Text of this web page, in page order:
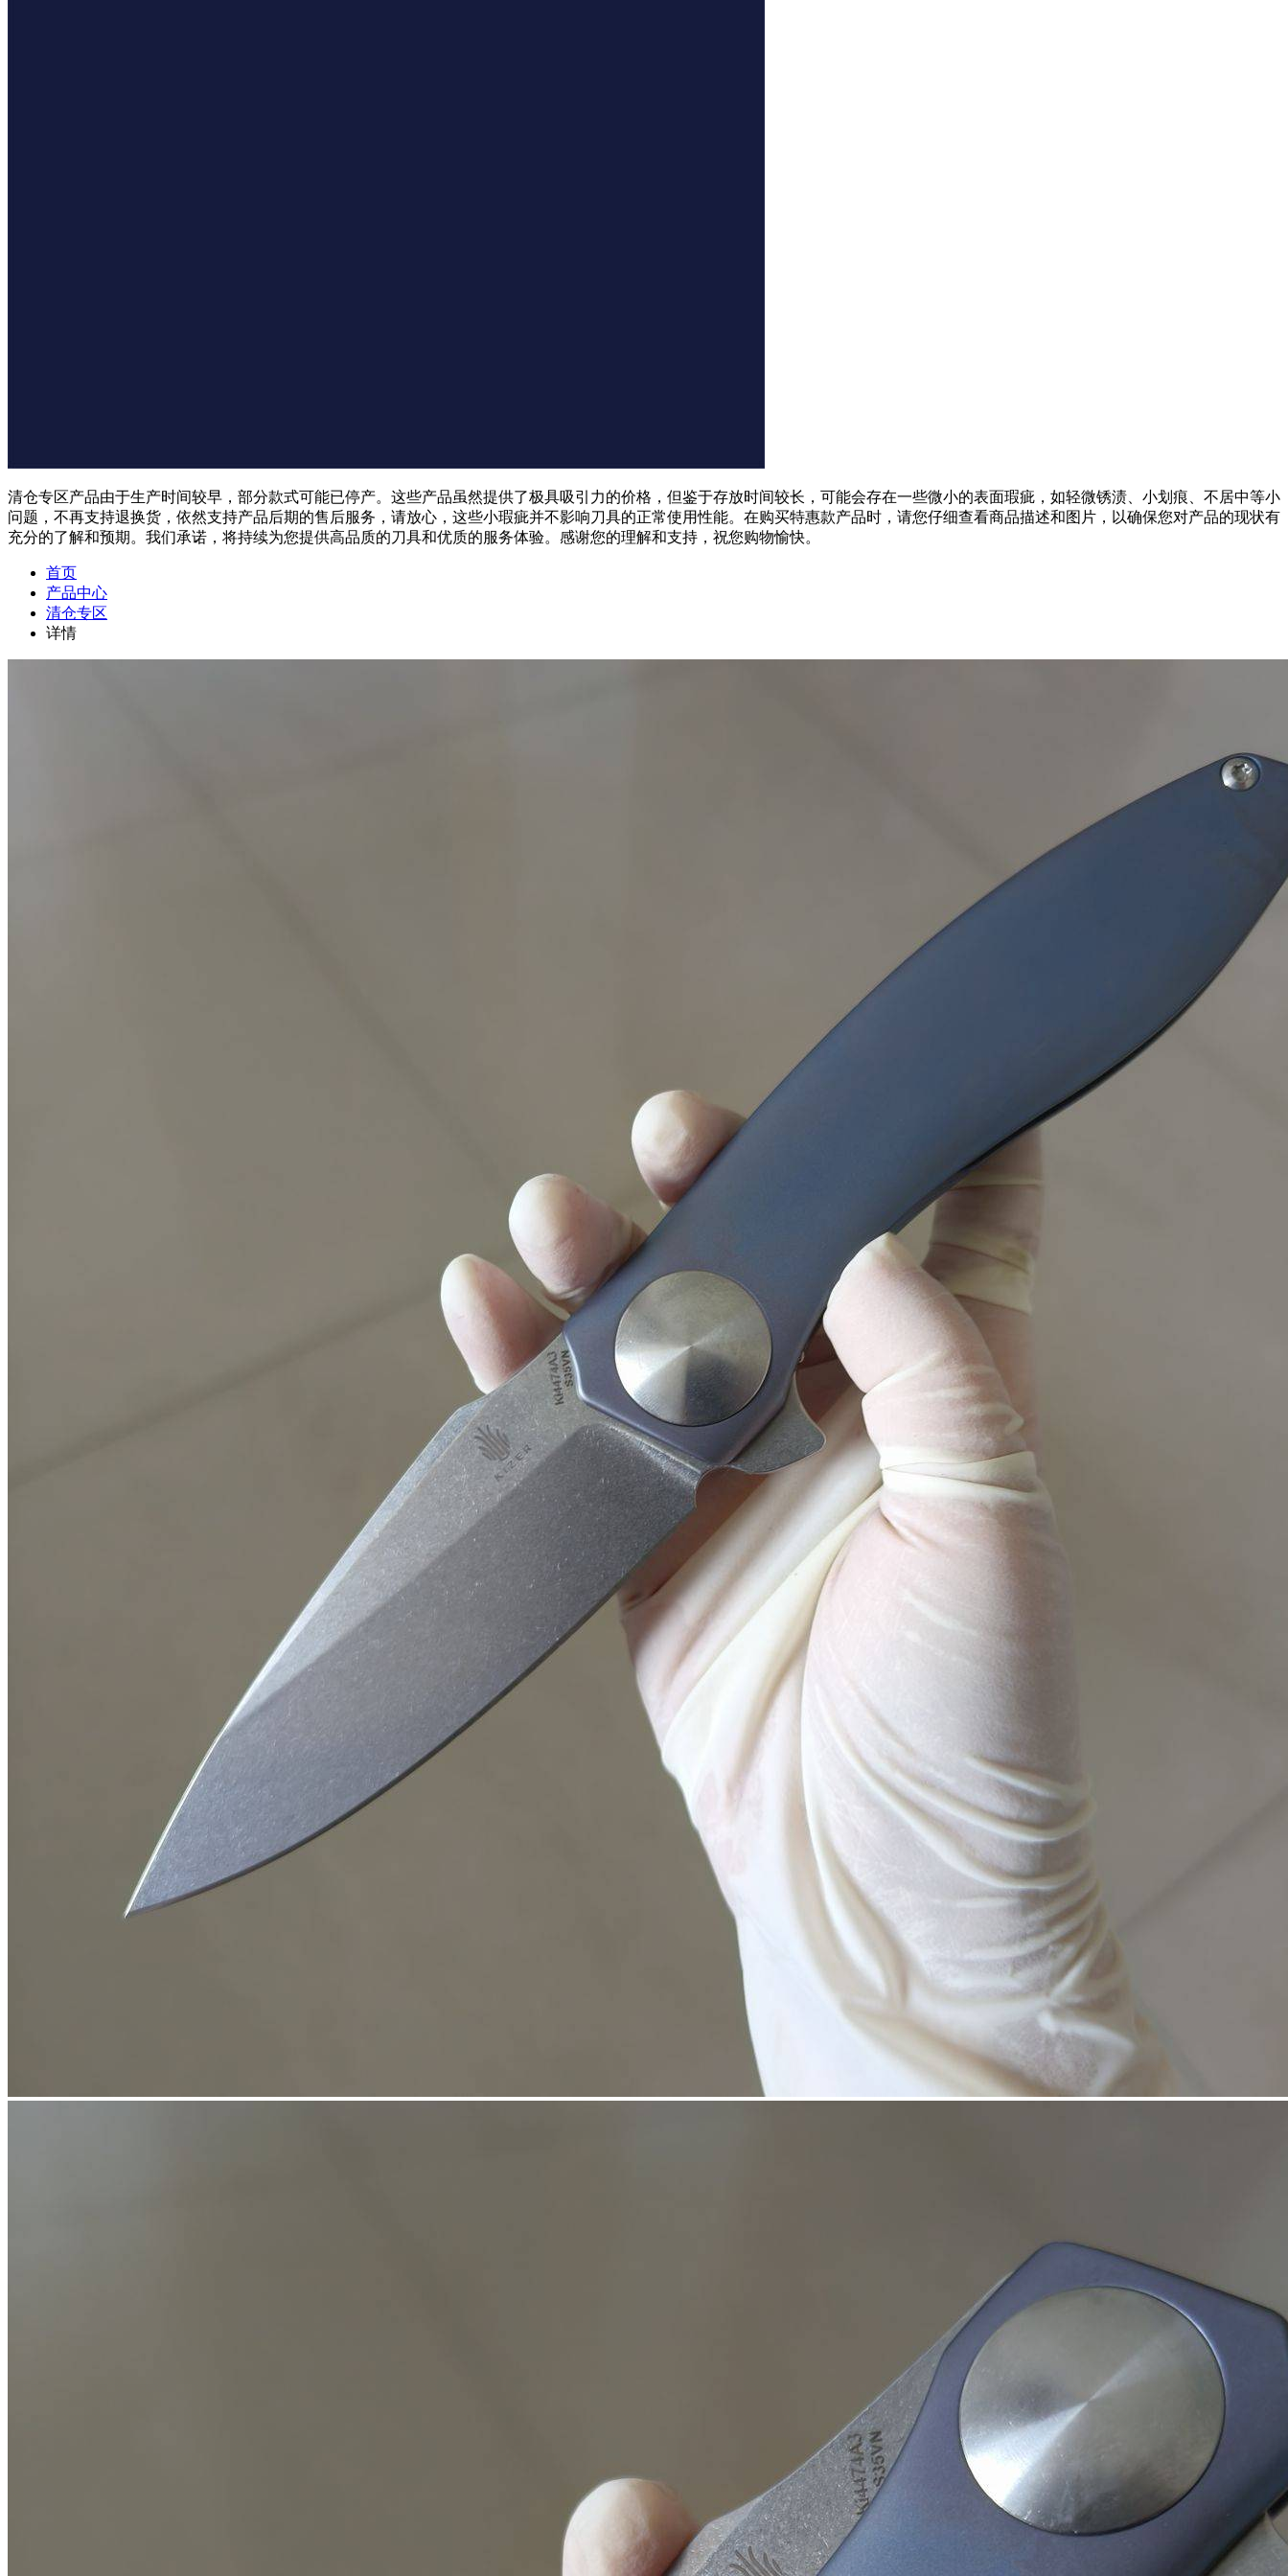
清仓专区产品由于生产时间较早，部分款式可能已停产。这些产品虽然提供了极具吸引力的价格，但鉴于存放时间较长，可能会存在一些微小的表面瑕疵，如轻微锈渍、小划痕、不居中等小
问题，不再支持退换货，依然支持产品后期的售后服务，请放心，这些小瑕疵并不影响刀具的正常使用性能。在购买特惠款产品时，请您仔细查看商品描述和图片，以确保您对产品的现状有
充分的了解和预期。我们承诺，将持续为您提供高品质的刀具和优质的服务体验。感谢您的理解和支持，祝您购物愉快。
首页
产品中心
清仓专区
详情